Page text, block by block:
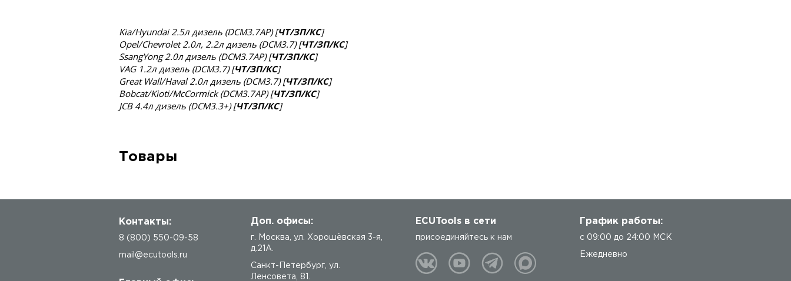
Kia/Hyundai 2.5л дизель (DCM3.7AP) [ЧТ/ЗП/КС]
Opel/Chevrolet 2.0л, 2.2л дизель (DCM3.7) [ЧТ/ЗП/КС]
SsangYong 2.0л дизель (DCM3.7AP) [ЧТ/ЗП/КС]
VAG 1.2л дизель (DCM3.7) [ЧТ/ЗП/КС]
Great Wall/Haval 2.0л дизель (DCM3.7) [ЧТ/ЗП/КС]
Bobcat/Kioti/McCormick (DCM3.7AP) [ЧТ/ЗП/КС]
JCB 4.4л дизель (DCM3.3+) [ЧТ/ЗП/КС]
Товары
Контакты:
8 (800) 550-09-58
mail@ecutools.ru
Доп. офисы:
г. Москва, ул. Хорошёвская 3-я,
д.21А.
Санкт-Петербург, ул.
Ленсовета, 81.
ECUTools в сети
присоединяйтесь к нам
График работы:
с 09:00 до 24:00 МСК
Ежедневно